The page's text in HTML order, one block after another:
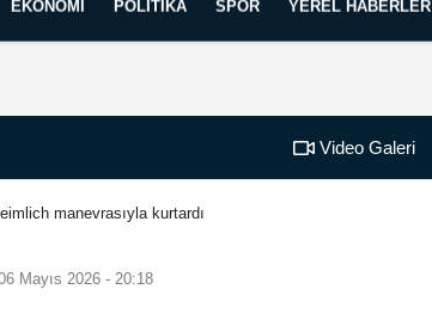
EKONOMI POLITIKA SPOR YEREL HABERLER
Video Galeri
manevrasıyla kurtardı
Mayıs 2026 - 20:18